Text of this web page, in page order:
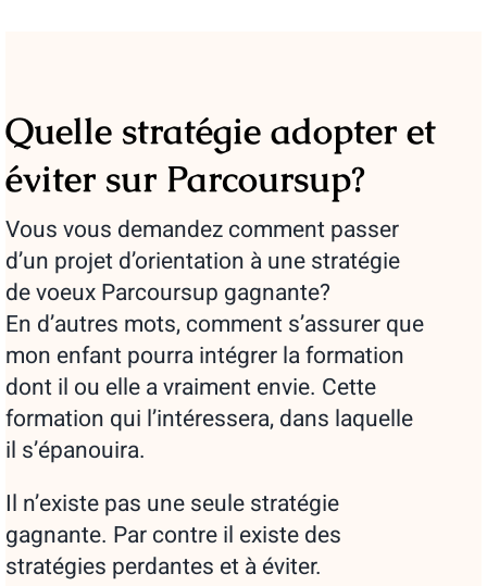
Quelle stratégie adopter et
éviter sur Parcoursup?
Vous vous demandez comment passer
d’un projet d’orientation à une stratégie
de voeux Parcoursup gagnante?
En d’autres mots, comment s’assurer que
mon enfant pourra intégrer la formation
dont il ou elle a vraiment envie. Cette
formation qui l’intéressera, dans laquelle
il s’épanouira.
Il n’existe pas une seule stratégie
gagnante. Par contre il existe des
stratégies perdantes et à éviter.